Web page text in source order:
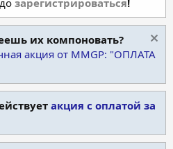
их компоновать?
акция от MMGP: "ОПЛАТА
акция с оплатой за